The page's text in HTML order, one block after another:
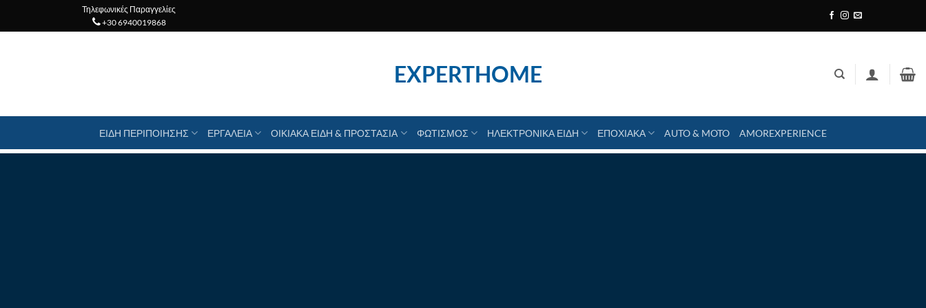
Τηλεφωνικές Παραγγελίες
+30 6940019868
EXPERTHOME
ΕΙΔΗ ΠΕΡΙΠΟΙΗΣΗΣ ΕΡΓΑΛΕΙΑ ΟΙΚΙΑΚΑ ΕΙΔΗ & ΠΡΟΣΤΑΣΙΑ ΦΩΤΙΣΜΟΣ ΗΛΕΚΤΡΟΝΙΚΑ ΕΙΔΗ ΕΠΟΧΙΑΚΑ AUTO & MOTO AMOREXPERIENCE